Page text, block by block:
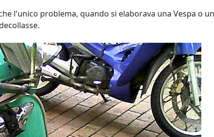
l'unico problema, quando si elaborava una Vespa o